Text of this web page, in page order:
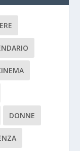
DONNE